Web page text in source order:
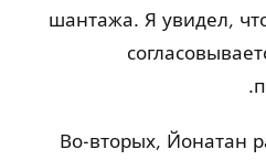
шантажа. Я увидел,
«Во-вторых, Йонатан